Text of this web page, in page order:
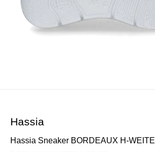
Hassia
Hassia Sneaker BORDEAUX H-WEITE